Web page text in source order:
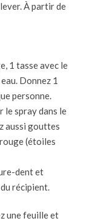
À partir de
1 tasse avec le
Donnez 1
personne.
le spray dans le
aussi gouttes
(étoiles
dent et
récipient.
une feuille et